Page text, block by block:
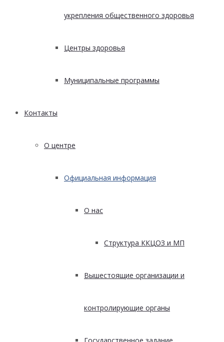
укрепления общественного здоровья
Центры здоровья
Муниципальные программы
Контакты
О центре
Официальная информация
О нас
Структура ККЦОЗ и МП
Вышестоящие организации и
контролирующие органы